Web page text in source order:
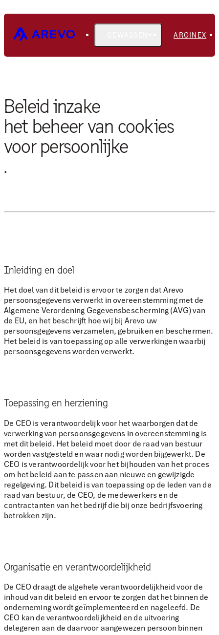
ARGINEX
Beleid inzake
het beheer van cookies
voor persoonlijke
.
Inleiding en doel
Het doel van dit beleid is ervoor te zorgen dat Arevo
persoonsgegevens verwerkt in overeenstemming met de
Algemene Verordening Gegevensbescherming (AVG) van
de EU, en het beschrijft hoe wij bij Arevo uw
persoonsgegevens verzamelen, gebruiken en beschermen.
Het beleid is van toepassing op alle verwerkingen waarbij
persoonsgegevens worden verwerkt.
Toepassing en herziening
De CEO is verantwoordelijk voor het waarborgen dat de
verwerking van persoonsgegevens in overeenstemming is
met dit beleid. Het beleid moet door de raad van bestuur
worden vastgesteld en waar nodig worden bijgewerkt. De
CEO is verantwoordelijk voor het bijhouden van het proces
om het beleid aan te passen aan nieuwe en gewijzigde
regelgeving. Dit beleid is van toepassing op de leden van de
raad van bestuur, de CEO, de medewerkers en de
contractanten van het bedrijf die bij onze bedrijfsvoering
betrokken zijn.
Organisatie en verantwoordelijkheid
De CEO draagt de algehele verantwoordelijkheid voor de
inhoud van dit beleid en ervoor te zorgen dat het binnen de
onderneming wordt geïmplementeerd en nageleefd. De
CEO kan de verantwoordelijkheid en de uitvoering
delegeren aan de daarvoor aangewezen persoon binnen